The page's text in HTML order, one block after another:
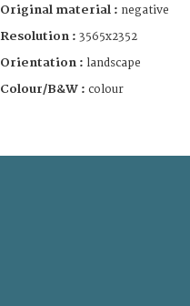
Original material : negative
Resolution : 3565x2352
Orientation : landscape
Colour/B&W : colour